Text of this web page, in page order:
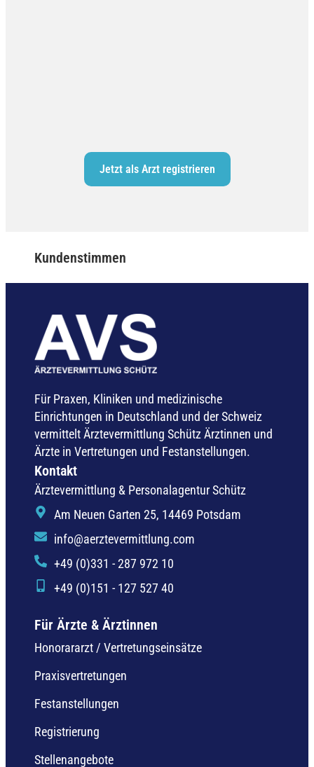
Jetzt als Arzt registrieren
Kundenstimmen
Für Praxen, Kliniken und medizinische
Einrichtungen in Deutschland und der Schweiz
vermittelt Ärztevermittlung Schütz Ärztinnen und
Ärzte in Vertretungen und Festanstellungen.
Für Ärzte & Ärztinnen
Honorararzt / Vertretungseinsätze
Praxisvertretungen
Festanstellungen
Registrierung
Stellenangebote
Kontakt
Ärztevermittlung & Personalagentur Schütz
Am Neuen Garten 25, 14469 Potsdam
info@aerztevermittlung.com
+49 (0)331 - 287 972 10
+49 (0)151 - 127 527 40